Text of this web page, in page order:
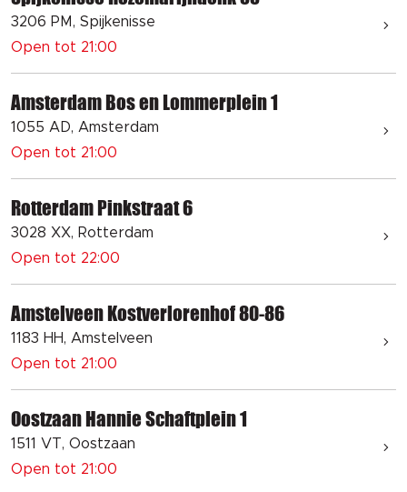
3206 PM, Spijkenisse
Open tot 21:00
Amsterdam Bos en Lommerplein 1
1055 AD, Amsterdam
Open tot 21:00
Rotterdam Pinkstraat 6
3028 XX, Rotterdam
Open tot 22:00
Amstelveen Kostverlorenhof 80-86
1183 HH, Amstelveen
Open tot 21:00
Oostzaan Hannie Schaftplein 1
1511 VT, Oostzaan
Open tot 21:00